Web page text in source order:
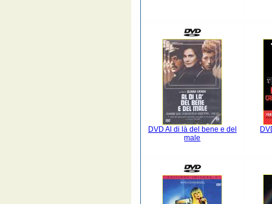
DVD Al di là del bene e del
male